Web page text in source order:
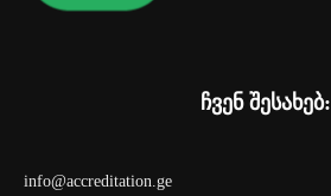
ჩვენ შესახებ:
info@accreditation.ge